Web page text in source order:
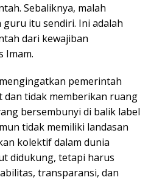
Sebaliknya, malah
itu sendiri. Ini adalah
dari kewajiban
Imam.
pemerintah
dan tidak memberikan ruang
bersembunyi di balik label
tidak memiliki landasan
kolektif dalam dunia
didukung, tetapi harus
transparansi, dan